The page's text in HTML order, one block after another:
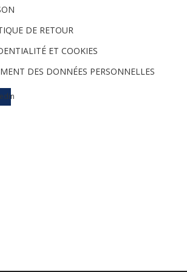
DE RETOUR
ET COOKIES
DES DONNÉES PERSONNELLES